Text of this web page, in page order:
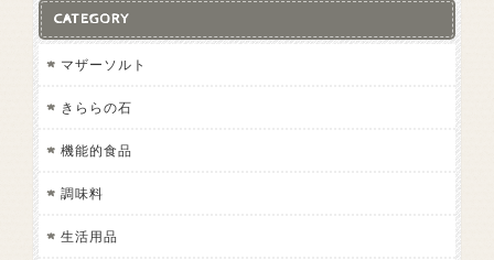
CATEGORY
マザーソルト
きららの石
機能的食品
調味料
生活用品